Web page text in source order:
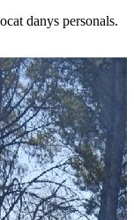
danys personals.